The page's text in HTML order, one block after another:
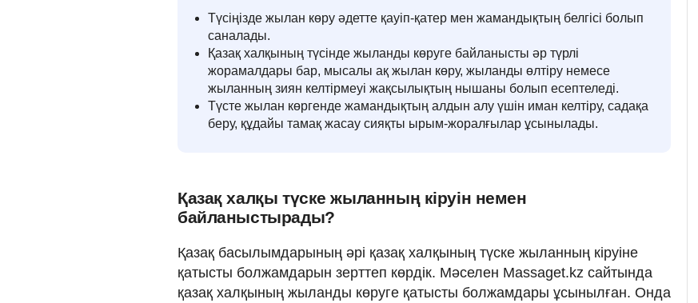
Түсіңізде жылан көру әдетте қауіп-қатер мен жамандықтың белгісі болып
саналады.
Қазақ халқының түсінде жыланды көруге байланысты әр түрлі
жорамалдары бар, мысалы ақ жылан көру, жыланды өлтіру немесе
жыланның зиян келтірмеуі жақсылықтың нышаны болып есептеледі.
Түсте жылан көргенде жамандықтың алдын алу үшін иман келтіру, садақа
беру, құдайы тамақ жасау сияқты ырым-жоралғылар ұсынылады.
Қазақ халқы түске жыланның кіруін немен
байланыстырады?
Қазақ басылымдарының әрі қазақ халқының түске жыланның кіруіне
қатысты болжамдарын зерттеп көрдік. Мәселен Massaget.kz сайтында
қазақ халқының жыланды көруге қатысты болжамдары ұсынылған. Онда